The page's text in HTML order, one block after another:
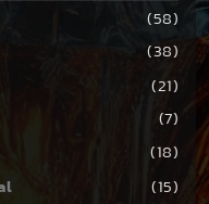
(58)
(38)
(21)
(7)
(18)
(15)